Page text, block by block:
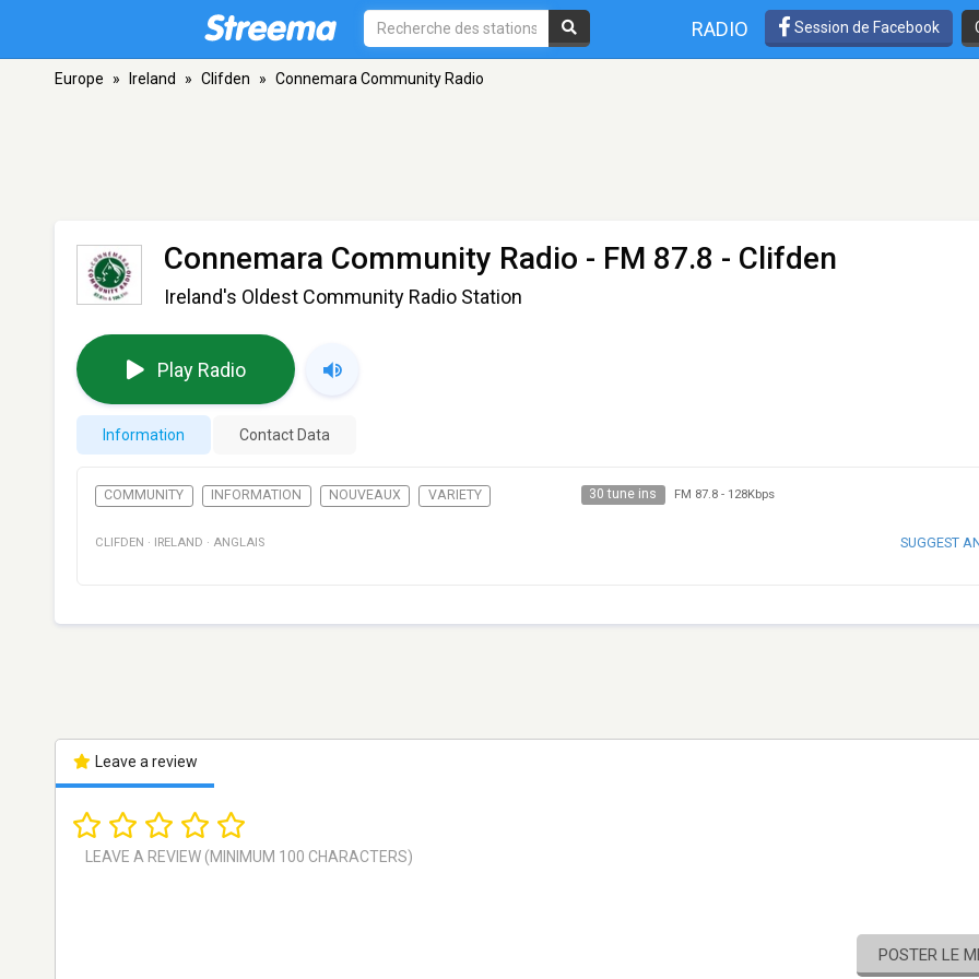
RADIO Session de Facebook
Europe » Ireland » Clifden » Connemara Community Radio
Connemara Community Radio - FM 87.8 - Clifden
Ireland's Oldest Community Radio Station
Play Radio
Information Contact Data
COMMUNITY INFORMATION NOUVEAUX VARIETY 30 tune ins FM 87.8- 128Kbps
CLIFDEN · IRELAND · ANGLAIS SUGGEST
Leave a review
POSTER LE